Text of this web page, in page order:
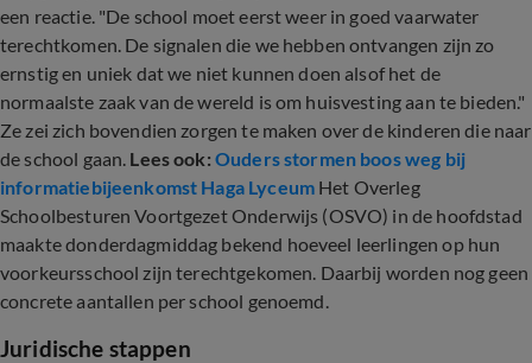
een reactie. "De school moet eerst weer in goed vaarwater
terechtkomen. De signalen die we hebben ontvangen zijn zo
ernstig en uniek dat we niet kunnen doen alsof het de
normaalste zaak van de wereld is om huisvesting aan te bieden."
Ze zei zich bovendien zorgen te maken over de kinderen die naar
de school gaan. Lees ook: Ouders stormen boos weg bij
informatiebijeenkomst Haga LyceumHet Overleg
Schoolbesturen Voortgezet Onderwijs (OSVO) in de hoofdstad
maakte donderdagmiddag bekend hoeveel leerlingen op hun
voorkeursschool zijn terechtgekomen. Daarbij worden nog geen
concrete aantallen per school genoemd.
Juridische stappen